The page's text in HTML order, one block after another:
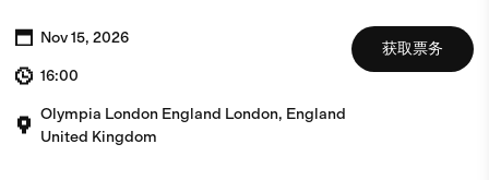
Nov 15, 2026
16:00
Olympia London England London, England
United Kingdom
获取票务